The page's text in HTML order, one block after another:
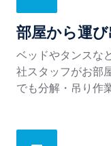
部屋から運
ベッドやタンスな
社スタッフがお部
でも分解・吊り作